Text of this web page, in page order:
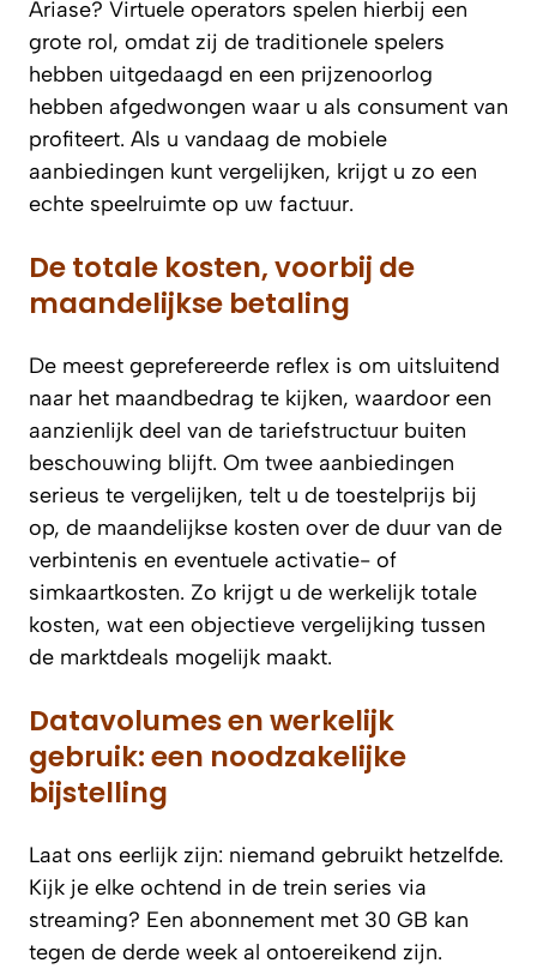
Ariase? Virtuele operators spelen hierbij een
grote rol, omdat zij de traditionele spelers
hebben uitgedaagd en een prijzenoorlog
hebben afgedwongen waar u als consument van
profiteert. Als u vandaag de mobiele
aanbiedingen kunt vergelijken, krijgt u zo een
echte speelruimte op uw factuur.
De totale kosten, voorbij de
maandelijkse betaling
De meest geprefereerde reflex is om uitsluitend
naar het maandbedrag te kijken, waardoor een
aanzienlijk deel van de tariefstructuur buiten
beschouwing blijft. Om twee aanbiedingen
serieus te vergelijken, telt u de toestelprijs bij
op, de maandelijkse kosten over de duur van de
verbintenis en eventuele activatie- of
simkaartkosten. Zo krijgt u de werkelijk totale
kosten, wat een objectieve vergelijking tussen
de marktdeals mogelijk maakt.
Datavolumes en werkelijk
gebruik: een noodzakelijke
bijstelling
Laat ons eerlijk zijn: niemand gebruikt hetzelfde.
Kijk je elke ochtend in de trein series via
streaming? Een abonnement met 30 GB kan
tegen de derde week al ontoereikend zijn.